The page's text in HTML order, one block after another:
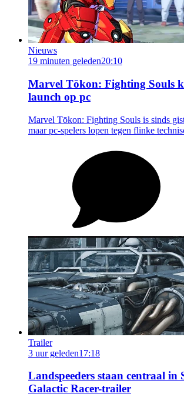
Nieuws
19 minuten geleden20:10
Marvel Tōkon: Fighting Souls
launch op pc
Marvel Tōkon: Fighting Souls is sinds
maar pc-spelers lopen tegen flinke
Trailer
3 uur geleden17:18
Landspeeders staan centraal in
Galactic Racer-trailer